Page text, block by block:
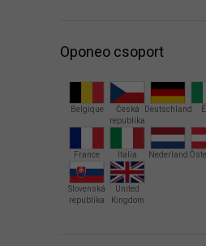
Oponeo csoport
Belgique
Česká
republika
Deutschland
France Italia Nederland
Slovenská
republika
United
Kingdom